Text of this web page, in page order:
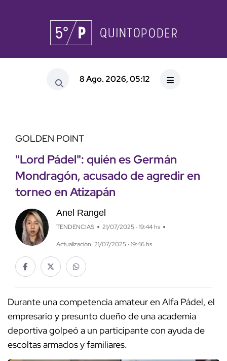
8 Ago. 2026, 05:12
GOLDEN POINT
"Lord Pádel": quién es Germán
Mondragón, acusado de agredir en
torneo en Atizapán
Anel Rangel
TENDENCIAS 21/07/2025 · 19:44 hs
Actualización: 21/07/2025 · 19:46 hs
Durante una competencia amateur en Alfa Pádel, el
empresario y presunto dueño de una academia
deportiva golpeó a un participante con ayuda de
escoltas armados y familiares.